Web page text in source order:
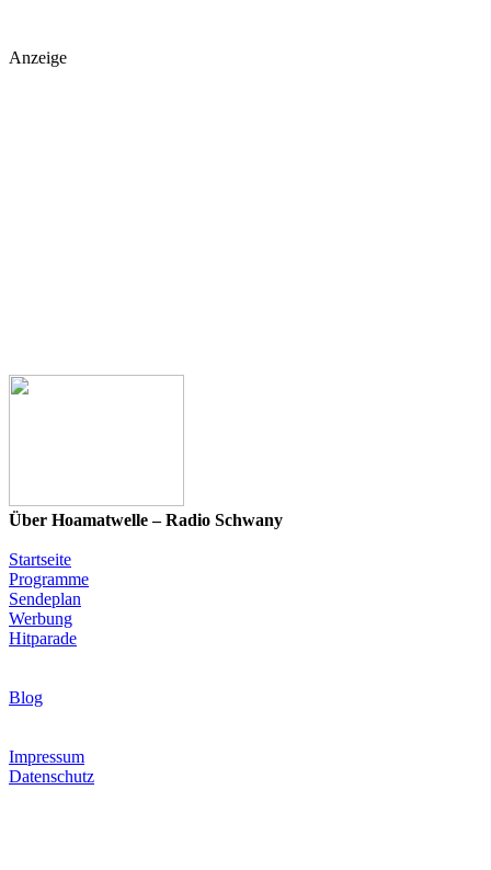
Anzeige
Über Hoamatwelle – Radio Schwany
Startseite
Programme
Sendeplan
Werbung
Hitparade
Blog
Impressum
Datenschutz